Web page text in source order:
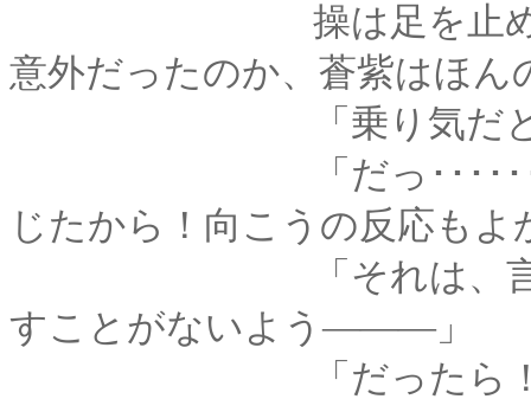
操は足を止めて呆然
意外だったのか、蒼紫はほ
「乗り気だと思っ
「だっ･･････て！
じたから！向こうの反応も
「それは、言ったと
すことがないよう―――」
「だったら！ 最初